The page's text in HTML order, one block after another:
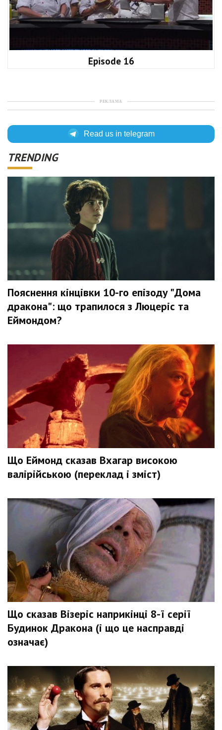
Episode 16
РЕКЛАМА
Read us in telegram
TRENDING
Пояснення кінцівки 10-го епізоду "Дома
дракона": що трапилося з Люцеріс та
Еймондом?
Що Еймонд сказав Вхагар високою
валірійською (переклад і зміст)
Що сказав Візеріс наприкінці 8-ї серії
Будинок Дракона (і що це насправді
означає)